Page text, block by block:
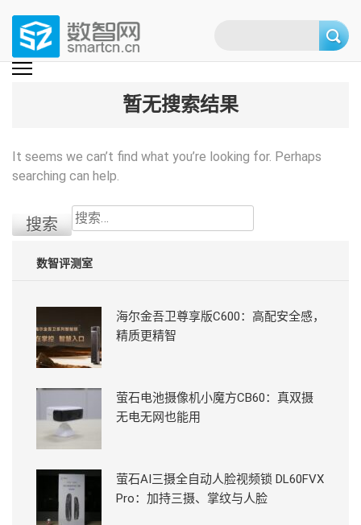
content
(Press
数智网
智能家居第一资讯门户 | 智能家居系统，智能家居产品，智能家居解决方
暂无搜索结果
It seems we can’t find what you’re looking for. Perhaps
searching can help.
搜
索：
数智评测室
海尔金吾卫尊享版C600：高配安全感，
精质更精智
萤石电池摄像机小魔方CB60：真双摄
无电无网也能用
萤石AI三摄全自动人脸视频锁 DL60FVX
Pro：加持三摄、掌纹与人脸